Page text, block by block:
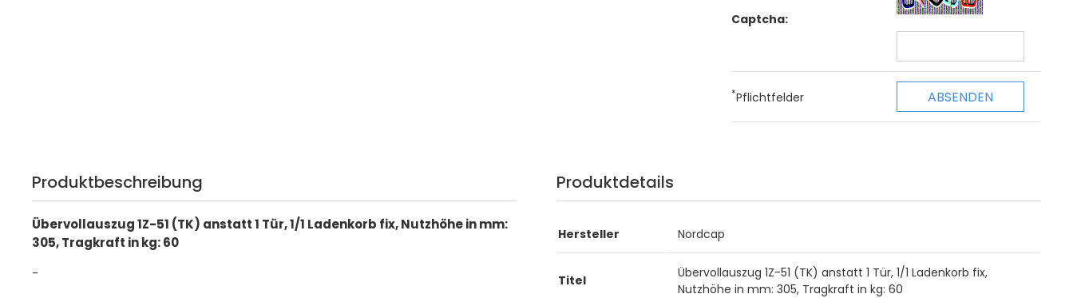
Captcha:
*Pflichtfelder
Produktbeschreibung
Übervollauszug 1Z-51 (TK) anstatt 1 Tür, 1/1 Ladenkorb fix, Nutzhöhe in mm:
305, Tragkraft in kg: 60
-
Produktdetails
Hersteller Nordcap
Titel
Übervollauszug 1Z-51 (TK) anstatt 1 Tür, 1/1 Ladenkorb fix,
Nutzhöhe in mm: 305, Tragkraft in kg: 60